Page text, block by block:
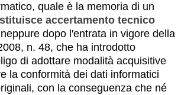
quale è la memoria di un
accertamento tecnico
dopo l'entrata in vigore della
n. 48, che ha introdotto
di adottare modalità acquisitive
la conformità dei dati informatici
con la conseguenza che né